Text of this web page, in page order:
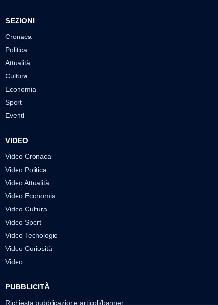
SEZIONI
Cronaca
Politica
Attualità
Cultura
Economia
Sport
Eventi
VIDEO
Video Cronaca
Video Politica
Video Attualità
Video Economia
Video Cultura
Video Sport
Video Tecnologie
Video Curiosità
Video
PUBBLICITÀ
Richiesta pubblicazione articoli/banner